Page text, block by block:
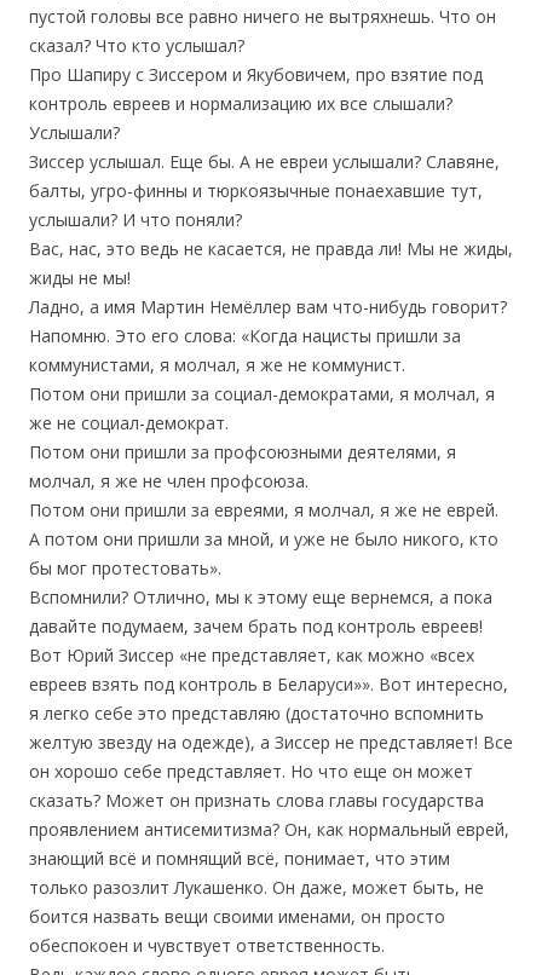
пустой головы все равно ничего не вытряхнешь. Что он
сказал? Что кто услышал?
Про Шапиру с Зиссером и Якубовичем, про взятие под
контроль евреев и нормализацию их все слышали?
Услышали?
Зиссер услышал. Еще бы. А не евреи услышали? Славяне,
балты, угро-финны и тюркоязычные понаехавшие тут,
услышали? И что поняли?
Вас, нас, это ведь не касается, не правда ли! Мы не жиды,
жиды не мы!
Ладно, а имя Мартин Немёллер вам что-нибудь говорит?
Напомню. Это его слова: «Когда нацисты пришли за
коммунистами, я молчал, я же не коммунист.
Потом они пришли за социал-демократами, я молчал, я
же не социал-демократ.
Потом они пришли за профсоюзными деятелями, я
молчал, я же не член профсоюза.
Потом они пришли за евреями, я молчал, я же не еврей.
А потом они пришли за мной, и уже не было никого, кто
бы мог протестовать».
Вспомнили? Отлично, мы к этому еще вернемся, а пока
давайте подумаем, зачем брать под контроль евреев!
Вот Юрий Зиссер «не представляет, как можно «всех
евреев взять под контроль в Беларуси»». Вот интересно,
я легко себе это представляю (достаточно вспомнить
желтую звезду на одежде), а Зиссер не представляет! Все
он хорошо себе представляет. Но что еще он может
сказать? Может он признать слова главы государства
проявлением антисемитизма? Он, как нормальный еврей,
знающий всё и помнящий всё, понимает, что этим
только разозлит Лукашенко. Он даже, может быть, не
боится назвать вещи своими именами, он просто
обеспокоен и чувствует ответственность.